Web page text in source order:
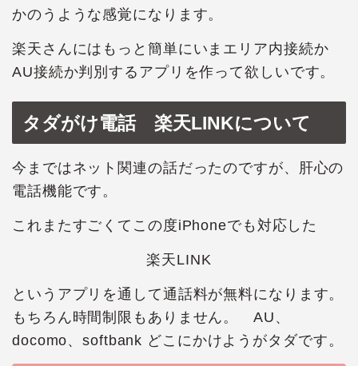
かのうような感覚になります。
楽天さんにはもっと簡単にいまエリア内接続か
AU接続か判別するアプリを作って欲しいです。
タダがけ電話 楽天LINKについて
今まではネット関連の話だったのですが、肝心の
電話機能です。
これまたすごくてこの度iPhoneでも対応した
楽天LINK
というアプリを通して通話料が無料になります。
もちろん時間制限もありません。 AU、
docomo、softbank どこにかけようがタダです。